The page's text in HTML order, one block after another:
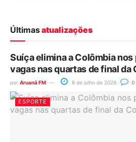
Últimasatualizações
Suíça elimina a Colômbia
vagas nas quartas de final da
por Aruanã FM 8 de julho de 2026 0
ESPORTE